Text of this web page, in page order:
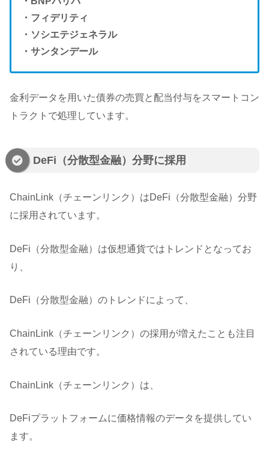
・フィデリティ
・ソシエテジェネラル
・サンタンデール
金利データを用いた債券の売買と配当付与をスマートコン
トラクトで処理しています。
DeFi（分散型金融）分野に採用
ChainLink（チェーンリンク）はDeFi（分散型金融）分野
に採用されています。
DeFi（分散型金融）は仮想通貨ではトレンドとなってお
り、
DeFi（分散型金融）のトレンドによって、
ChainLink（チェーンリンク）の採用が増えたことも注目
されている理由です。
ChainLink（チェーンリンク）は、
DeFiプラットフォームに価格情報のデータを提供してい
ます。